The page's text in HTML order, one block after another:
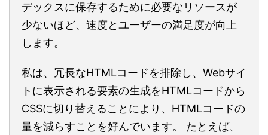
デックスに保存するために必要なリソースが
少ないほど、速度とユーザーの満足度が向上
します。
私は、冗長なHTMLコードを排除し、Webサイ
トに表示される要素の生成をHTMLコードから
CSSに切り替えることにより、HTMLコードの
量を減らすことを好んでいます。 たとえば、